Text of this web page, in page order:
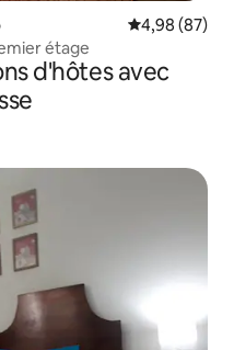
Évaluation
4,98 (87)
étage
d'hôtes avec